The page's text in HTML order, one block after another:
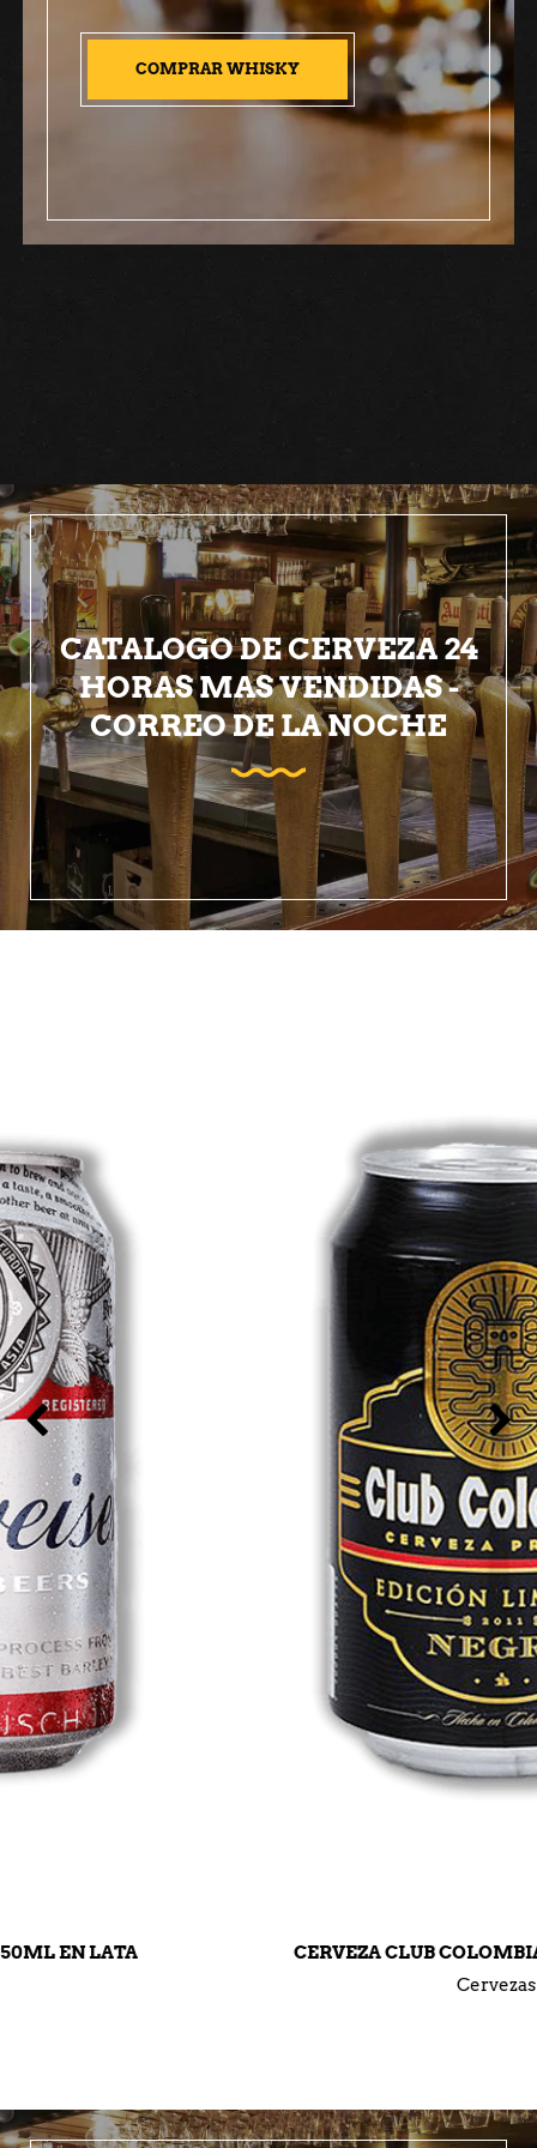
COMPRAR WHISKY
CATALOGO DE CERVEZA 24
HORAS MAS VENDIDAS -
CORREO DE LA NOCHE
CERVEZA CLUB COLOMBIA NEGRA EN LATA